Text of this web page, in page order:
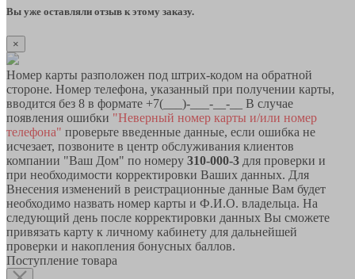
Вы уже оставляли отзыв к этому заказу.
×
Номер карты разположен под штрих-кодом на обратной
стороне. Номер телефона, указанный при получении карты,
вводится без 8 в формате +7(___)-___-__-__ В случае
появления ошибки "Неверный номер карты и/или номер
телефона" проверьте введенные данные, если ошибка не
исчезает, позвоните в центр обслуживания клиентов
компании "Ваш Дом" по номеру 310-000-3 для проверки и
при необходимости корректировки Ваших данных. Для
Внесения изменений в реистрационные данные Вам будет
необходимо назвать номер карты и Ф.И.О. владельца. На
следующий день после корректировки данных Вы сможете
привязать карту к личному кабинету для дальнейшей
проверки и накопления бонусных баллов.
Поступление товара